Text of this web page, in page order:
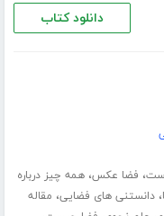
دانلود کتاب
، فضا عکس،همه چیز درباره
،دانستنی های فضایی، مقاله